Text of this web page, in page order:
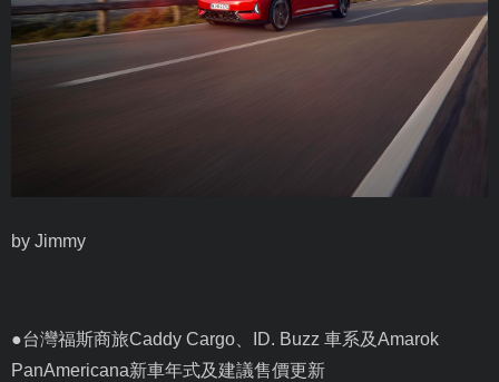
by Jimmy
●台灣福斯商旅Caddy Cargo ID. Buzz 車系及Amarok
PanAmericana新車年式及建議售價更新